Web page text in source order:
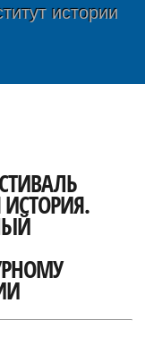
истории